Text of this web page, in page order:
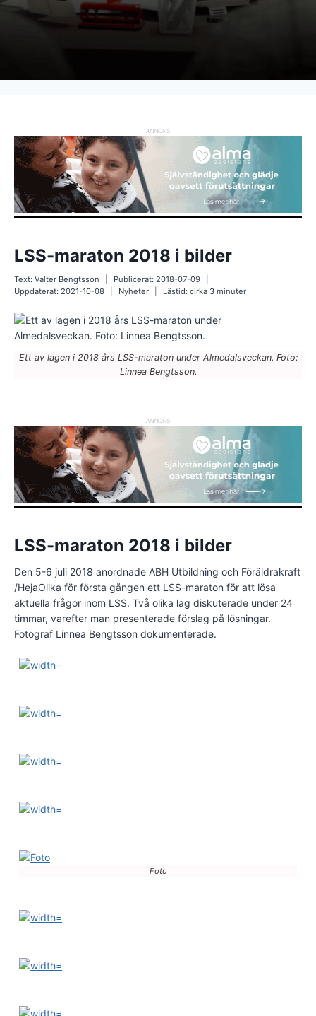
ANNONS
LSS-maraton 2018 i bilder
Text: Valter Bengtsson Publicerat: 2018-07-09
Uppdaterat: 2021-10-08 Nyheter Lästid: cirka 3minuter
Ett av lagen i 2018 års LSS-maraton under Almedalsveckan. Foto:
Linnea Bengtsson.
ANNONS
LSS-maraton 2018 i bilder
Den 5-6 juli 2018 anordnade ABH Utbildning och Föräldrakraft
/HejaOlika för första gången ett LSS-maraton för att lösa
aktuella frågor inom LSS. Två olika lag diskuterade under 24
timmar, varefter man presenterade förslag på lösningar.
Fotograf Linnea Bengtsson dokumenterade.
Foto